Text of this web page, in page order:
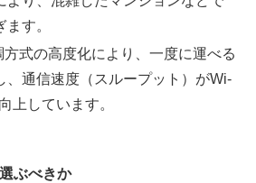
す。
式の高度化により、一度に運べる
、通信速度（スループット）がWi-
上しています。
ぶべきか